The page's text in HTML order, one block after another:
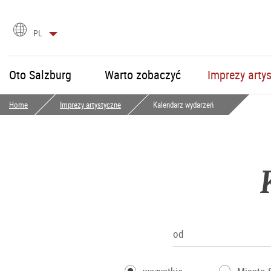
Wybór
języka
PL
Oto Salzburg Warto zobaczyć Imprezy
Home Imprezy artystyczne Kalendarz wydarzeń
od